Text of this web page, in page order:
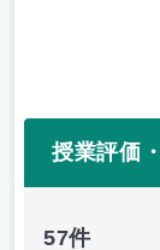
授業評価
57件